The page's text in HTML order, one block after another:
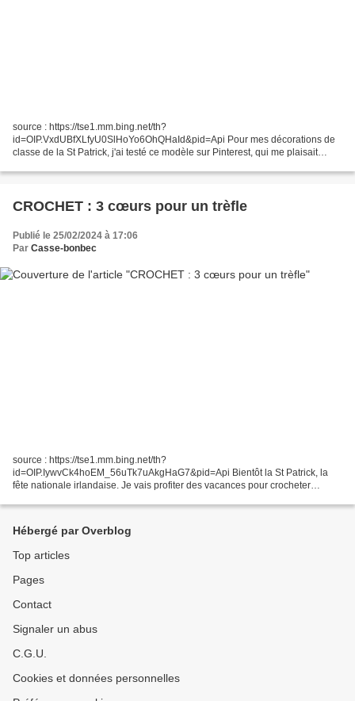
source : https://tse1.mm.bing.net/th?
id=OIP.VxdUBfXLfyU0SlHoYo6OhQHaId&pid=Api Pour mes décorations de
classe de la St Patrick, j'ai testé ce modèle sur Pinterest, qui me plaisait
CROCHET : 3 cœurs pour un trèfle
Publié le 25/02/2024 à 17:06
Par Casse-bonbec
source : https://tse1.mm.bing.net/th?
id=OIP.IywvCk4hoEM_56uTk7uAkgHaG7&pid=Api Bientôt la St Patrick, la
fête nationale irlandaise. Je vais profiter des vacances pour crocheter
Hébergé par Overblog
Top articles
Pages
Contact
Signaler un abus
C.G.U.
Cookies et données personnelles